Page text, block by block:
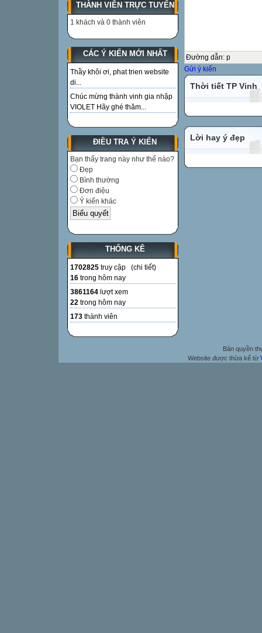
THÀNH VIÊN TRỰC TUYẾN
1 khách và 0 thành viên
CÁC Ý KIẾN MỚI NHẤT
Thầy khôi ơi, phat trien website
di...
Chúc mừng thành vinh gia nhập
VIOLET Hãy ghé thăm...
ĐIỀU TRA Ý KIẾN
Bạn thấy trang này như thế nào?
Đẹp
Bình thường
Đơn điệu
Ý kiến khác
THỐNG KÊ
1702825 truy cập (chi tiết)
16 trong hôm nay
3861164 lượt xem
22 trong hôm nay
173 thành viên
Đường dẫn: p
Gửi ý kiến
Thời tiết TP Vinh
Lời hay ý đẹp
Bản quyền
Website được thừa kế từ